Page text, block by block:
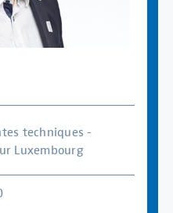
techniques -
Luxembourg